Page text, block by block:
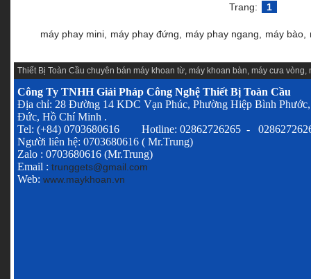
Trang: 1
máy phay mini, máy phay đứng, máy phay ngang, máy bào,
Thiết Bị Toàn Cầu chuyên bán máy khoan từ, máy khoan bàn, máy cưa vòng,
Công Ty TNHH Giải Pháp Công Nghệ Thiết Bị Toàn Cầu
Địa chỉ: 28 Đường 14 KDC Vạn Phúc, Phường Hiệp Bình
Đức, Hồ Chí Minh .
Tel: (+84) 0703680616 Hotline: 02862726265 -
Người liên hệ: 0703680616 ( Mr.Trung)
Zalo : 0703680616 (Mr.Trung)
Email : trunggets@gmail.com
Web: www.maykhoan.vn